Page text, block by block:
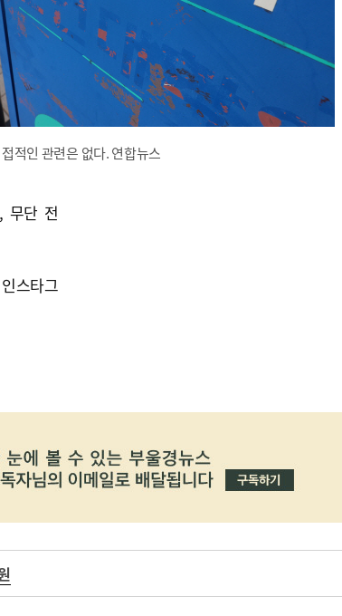
적인 관련은 없다. 연합뉴스
단 전
스타그